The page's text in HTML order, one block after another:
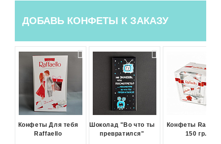
ДОБАВЬ КОНФЕТЫ К ЗАКАЗУ
Конфеты Для тебя
Raffaello
Шоколад "Во что ты
превратился"
Конфеты
150 гр.